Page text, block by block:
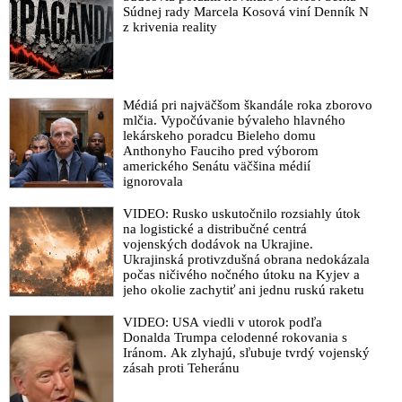
„temné sprisahanie“, ktoré predstavuje americká vládna
agentúra USAID prepojená so Sorosovou globálnou sieťou
politických mimovládok. Bývalý Zelenského poslanec označil
USAID za vojnovú mašinu v rukách globalistov
útokoch zo strany českých politikov, médií & hercov na
Roberta Fica. Podpredseda parlamentu Tibor Gašpar hovorí, že
česká žurnalistika klesla na úroveň žumpy a pripomína, že
podobná dehumanizácia slovenského premiéra zradikalizovala
atentátnika Cintulu, ktorý sa predsedu vlády pokúsil vlani
zavraždiť
VIDEO: Korčokov klon a politický spojenec teroristu Mamuka
Mamulašviliho z Gruzínskej národnej légie prehovoril. Lucia
Štasselová z prukrajinskej politickej mimovládky „Mier
Ukrajine“ sebavedome šírila lož, že do NATO sme vstupovali
referendom a do EÚ medzivládnou dohodou. Podobnými
nenávisť v spoločnosti, burcuje občanov do ulíc a usiluje v
štáte o prevrat
VIDEO: Sorosova sieť mimovládok na Slovensku na čele s
Demešom & spol. bola vo svojom úsilí vyvíjať v našej vlasti
Súdnej rady Marcela Kosová viní Denník N
z krivenia reality
Médiá pri najväčšom škandále roka zborovo
mlčia. Vypočúvanie bývaleho hlavného
lekárskeho poradcu Bieleho domu
Anthonyho Fauciho pred výborom
amerického Senátu väčšina médií
ignorovala
VIDEO: Rusko uskutočnilo rozsiahly útok
na logistické a distribučné centrá
vojenských dodávok na Ukrajine.
Ukrajinská protivzdušná obrana nedokázala
počas ničivého nočného útoku na Kyjev a
jeho okolie zachytiť ani jednu ruskú raketu
VIDEO: USA viedli v utorok podľa
Donalda Trumpa celodenné rokovania s
Iránom. Ak zlyhajú, sľubuje tvrdý vojenský
zásah proti Teheránu